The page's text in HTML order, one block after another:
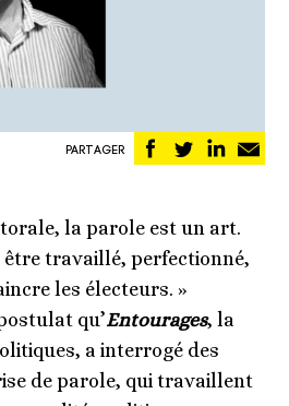
PARTAGER
Partager
sur
Partager
sur sur
la parole est un art.
être travaillé, perfectionné,
les électeurs. »
qu’Entourages, la
a interrogé des
de parole, qui travaillent